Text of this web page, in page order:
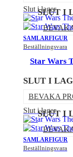
Slut i lager
SAMLARFIGUR
Beställningsvara
SLUT I
Star Wars
SLUT I
BEVAKA
Slut i lager
SAMLARFIGUR
Beställningsvara
SLUT I